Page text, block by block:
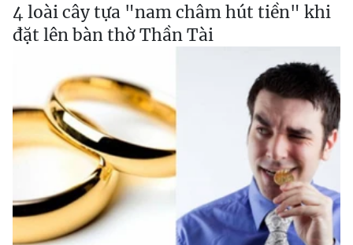
4 loài cây tựa "nam châm hút tiền" khi
đặt lên bàn thờ Thần Tài